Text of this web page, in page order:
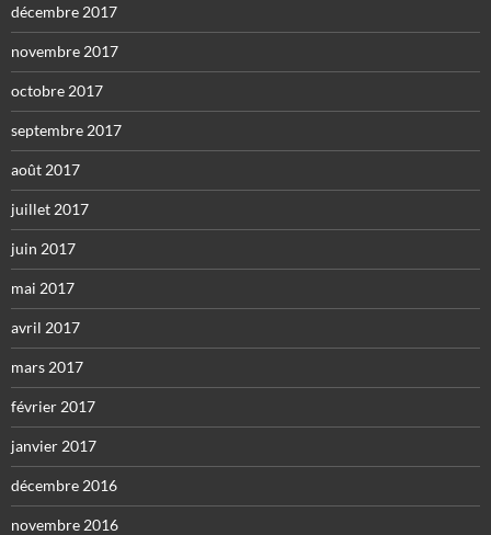
décembre 2017
novembre 2017
octobre 2017
septembre 2017
août 2017
juillet 2017
juin 2017
mai 2017
avril 2017
mars 2017
février 2017
janvier 2017
décembre 2016
novembre 2016